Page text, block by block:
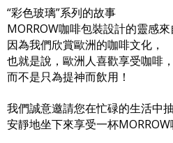
“彩色玻璃”系列的故事
MORROW咖啡包裝設計的靈感
因為我們欣賞歐洲的咖啡文化，
也就是說，歐洲人喜歡享受咖啡，
而不是只為提神而飲用！
我們誠意邀請您在忙碌的生活中
安靜地坐下來享受一杯MORROW